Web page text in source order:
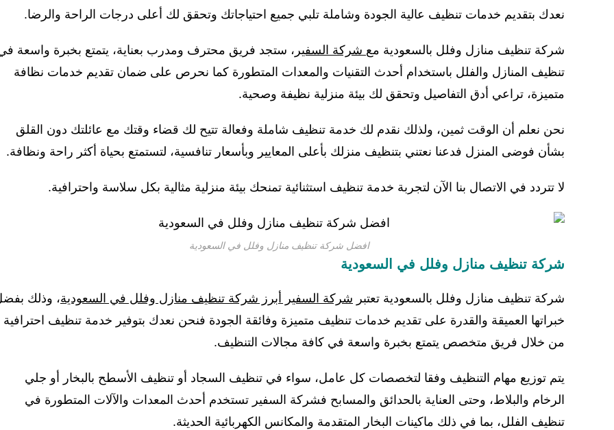
نعدك بتقديم خدمات تنظيف عالية الجودة وشاملة تلبي جميع احتياجاتك وتحقق لك أعلى درجات الراحة والرضا.
شركة تنظيف منازل وفلل بالسعودية مع شركة السفير ، ستجد فريق محترف ومدرب بعناية، يتمتع بخبرة واسعة
تنظيف المنازل والفلل باستخدام أحدث التقنيات والمعدات المتطورة كما نحرص على ضمان تقديم خدمات نظافة
متميزة، تراعي أدق التفاصيل وتحقق لك بيئة منزلية نظيفة وصحية.
نحن نعلم أن الوقت ثمين، ولذلك نقدم لك خدمة تنظيف شاملة وفعالة تتيح لك قضاء وقتك مع عائلتك دون القلق
بشأن فوضى المنزل فدعنا نعتني بتنظيف منزلك بأعلى المعايير وبأسعار تنافسية، لتستمتع بحياة أكثر راحة ونظافة.
لا تتردد في الاتصال بنا الآن لتجربة خدمة تنظيف استثنائية تمنحك بيئة منزلية مثالية بكل سلاسة واحترافية.
افضل شركة تنظيف منازل وفلل في السعودية
شركة تنظيف منازل وفلل في السعودية
شركة تنظيف منازل وفلل بالسعودية تعتبر شركة السفير أبرز شركة تنظيف منازل وفلل في السعودية، وذلك
خبراتها العميقة والقدرة على تقديم خدمات تنظيف متميزة وفائقة الجودة فنحن نعدك بتوفير خدمة تنظيف احترافية
من خلال فريق متخصص يتمتع بخبرة واسعة في كافة مجالات التنظيف.
يتم توزيع مهام التنظيف وفقا لتخصصات كل عامل، سواء في تنظيف السجاد أو تنظيف الأسطح بالبخار أو جلي
الرخام والبلاط، وحتى العناية بالحدائق والمسابح فشركة السفير تستخدم أحدث المعدات والآلات المتطورة في
تنظيف الفلل، بما في ذلك ماكينات البخار المتقدمة والمكانس الكهربائية الحديثة.